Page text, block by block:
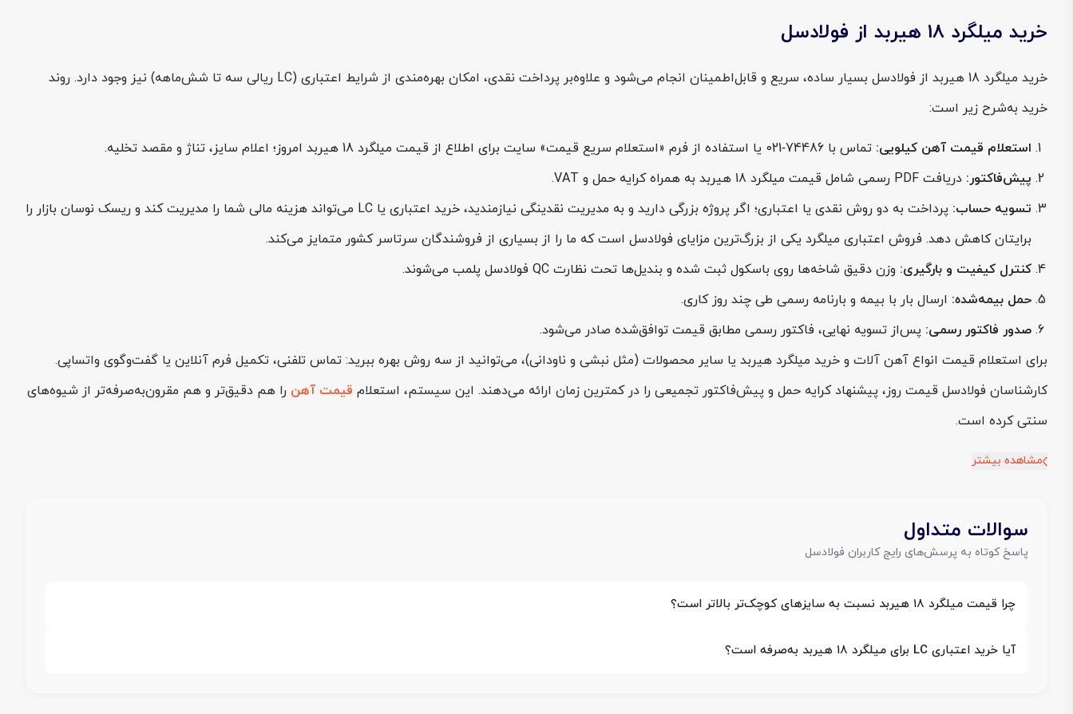
خرید میلگرد 18 هیربد از فولادسل
خرید میلگرد 18 هیربد از فولادسل بسیار ساده، سریع و قابل‌اطمینان انجام می‌شود و علاوه‌بر پرداخت نقدی، امکان بهره‌مندی از شرایط اعتباری (LC ریالی سه تا شش‌ماهه) نیز وجود دارد. روند
خرید به‌شرح زیر است:
استعلام قیمت آهن کیلویی: تماس با 74486‑021 یا استفاده از فرم «استعلام سریع قیمت» سایت برای اطلاع از قیمت میلگرد 18 هیربد امروز؛ اعلام سایز، تناژ و مقصد تخلیه.
پیش‌فاکتور: دریافت PDF رسمی شامل قیمت میلگرد 18 هیربد به همراه کرایه حمل و VAT.
تسویه حساب:
پرداخت به دو روش نقدی یا اعتباری؛ اگر پروژه بزرگی دارید و به مدیریت نقدینگی نیازمندید، خرید اعتباری یا LC می‌تواند هزینه مالی شما را مدیریت کند و ریسک نوسان بازار را
برایتان کاهش دهد. فروش اعتباری میلگرد یکی از بزرگ‌ترین مزایای فولادسل است که ما را از بسیاری از فروشندگان سرتاسر کشور متمایز می‌کند.
کنترل کیفیت و بارگیری: وزن دقیق شاخه‌ها روی باسکول ثبت شده و بندیل‌ها تحت نظارت QC فولادسل پلمب می‌شوند.
حمل بیمه‌شده: ارسال بار با بیمه و بارنامه رسمی طی چند روز کاری.
صدور فاکتور رسمی: پس‌از تسویه نهایی، فاکتور رسمی مطابق قیمت توافق‌شده صادر می‌شود.
برای استعلام قیمت انواع آهن‌ آلات و خرید میلگرد هیربد یا سایر محصولات (مثل نبشی و ناودانی)، می‌توانید از سه روش بهره ببرید: تماس تلفنی، تکمیل فرم آنلاین یا گفت‌وگوی واتساپی.
کارشناسان فولادسل قیمت روز، پیشنهاد کرایه حمل و پیش‌فاکتور تجمیعی را در کمترین زمان ارائه می‌دهند. این سیستم، استعلام قیمت آهن را هم دقیق‌تر و هم مقرون‌به‌صرفه‌تر از شیوه‌های
سنتی کرده است.
مشاهده بیشتر
سوالات متداول
پاسخ کوتاه به پرسش‌های رایج کاربران فولادسل
چرا قیمت میلگرد ۱۸ هیربد نسبت به سایزهای کوچک‌تر بالاتر است؟
آیا خرید اعتباری LC برای میلگرد ۱۸ هیربد به‌صرفه است؟